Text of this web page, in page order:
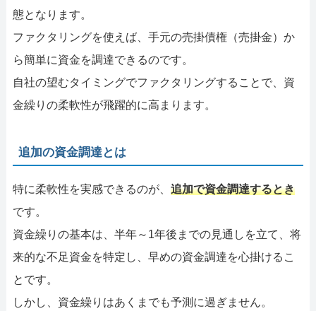
態となります。
ファクタリングを使えば、手元の売掛債権（売掛金）か
ら簡単に資金を調達できるのです。
自社の望むタイミングでファクタリングすることで、資
金繰りの柔軟性が飛躍的に高まります。
追加の資金調達とは
特に柔軟性を実感できるのが、 追加で資金調達するとき
です。
資金繰りの基本は、半年～1年後までの見通しを立て、将
来的な不足資金を特定し、早めの資金調達を心掛けるこ
とです。
しかし、資金繰りはあくまでも予測に過ぎません。